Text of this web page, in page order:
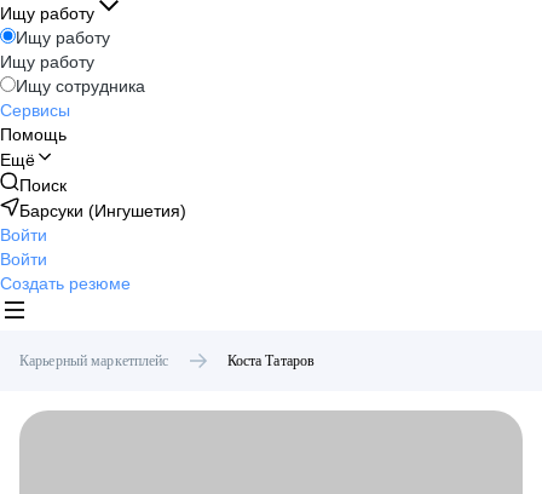
Ищу работу
Ищу работу
Ищу работу
Ищу сотрудника
Сервисы
Помощь
Ещё
Поиск
Барсуки (Ингушетия)
Войти
Войти
Создать резюме
Карьерный маркетплейс Коста Татаров